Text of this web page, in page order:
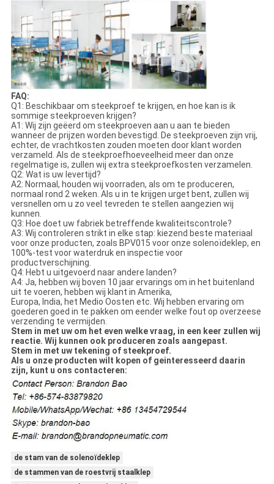
FAQ:
Q1: Beschikbaar om steekproef te krijgen, en hoe kan is ik
sommige steekproeven krijgen?
A1: Wij zijn geëerd om steekproeven aan u aan te bieden
wanneer de prijzen worden bevestigd. De steekproeven zijn vrij,
echter, de vrachtkosten zouden moeten door klant worden
verzameld. Als de steekproefhoeveelheid meer dan onze
regelmatige is, zullen wij extra steekproefkosten verzamelen.
Q2: Wat is uw levertijd?
A2: Normaal, houden wij voorraden, als om te produceren,
normaal rond 2 weken. Als u in te krijgen urget bent, zullen wij
versnellen om u zo veel tevreden te stellen aangezien wij
kunnen.
Q3: Hoe doet uw fabriek betreffende kwaliteitscontrole?
A3: Wij controleren strikt in elke stap: kiezend beste materiaal
voor onze producten, zoals BPV015 voor onze solenoïdeklep, en
100%-test voor waterdruk en inspectie voor
productverschijning.
Q4: Hebt u uitgevoerd naar andere landen?
A4: Ja, hebben wij boven 10 jaar ervarings om in het buitenland
uit te voeren, hebben wij klant in Amerika,
Europa, India, het Medio Oosten etc. Wij hebben ervaring om
goederen goed in te pakken om eender welke fout op overzeese
verzending te vermijden.
Stem in met uw om het even welke vraag, in een keer zullen wij
reactie. Wij kunnen ook produceren zoals aangepast.
Stem in met uw tekening of steekproef.
Als u onze producten wilt kopen of geinteresseerd daarin
zijn, kunt u ons contacteren:
de stam van de solenoïdeklep
de stammen van de roestvrij staalklep